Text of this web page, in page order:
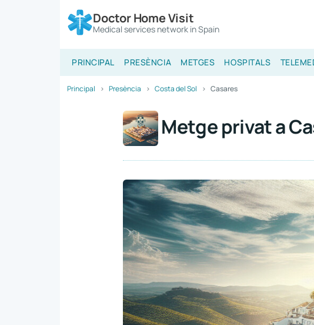
Doctor Home Visit
Medical services network in Spain
PRINCIPAL PRESÈNCIA METGES HOSPITALS
Principal Presència Costa del Sol Casares
Metge privat a